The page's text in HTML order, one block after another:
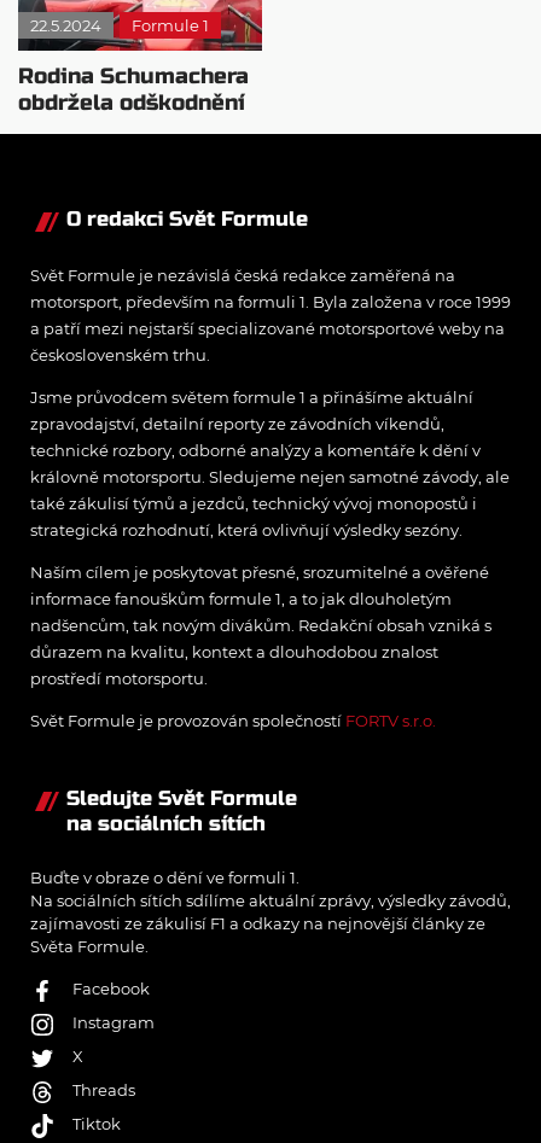
22.5.2024 Formule 1
Rodina Schumachera
obdržela odškodnění
za falešný rozhovor
O redakci Svět Formule
Svět Formule je nezávislá česká redakce zaměřená na
motorsport, především na formuli 1. Byla založena v roce 1999
a patří mezi nejstarší specializované motorsportové weby na
československém trhu.
Jsme průvodcem světem formule 1 a přinášíme aktuální
zpravodajství, detailní reporty ze závodních víkendů,
technické rozbory, odborné analýzy a komentáře k dění v
královně motorsportu. Sledujeme nejen samotné závody, ale
také zákulisí týmů a jezdců, technický vývoj monopostů i
strategická rozhodnutí, která ovlivňují výsledky sezóny.
Naším cílem je poskytovat přesné, srozumitelné a ověřené
informace fanouškům formule 1, a to jak dlouholetým
nadšencům, tak novým divákům. Redakční obsah vzniká s
důrazem na kvalitu, kontext a dlouhodobou znalost
prostředí motorsportu.
Svět Formule je provozován společností FORTV s.r.o.
Sledujte Svět Formule
na sociálních sítích
Buďte v obraze o dění ve formuli 1.
Na sociálních sítích sdílíme aktuální zprávy, výsledky závodů,
zajímavosti ze zákulisí F1 a odkazy na nejnovější články ze
Světa Formule.
Facebook
Instagram
X
Threads
Tiktok